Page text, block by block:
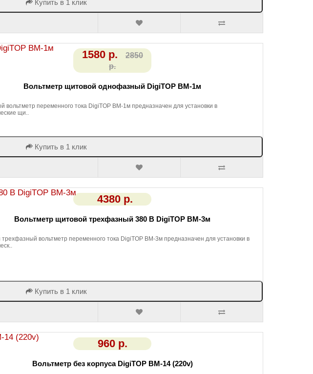
Купить в 1 клик
1580 р.
2850
р.
Вольтметр щитовой однофазный DigiTOP ВМ-1м
вольтметр переменного тока DigiTOP ВМ-1м предназначен для установки в
щи..
Купить в 1 клик
4380 р.
Вольтметр щитовой трехфазный 380 В DigiTOP ВМ-3м
вольтметр переменного тока DigiTOP ВМ-3м предназначен для установки в
Купить в 1 клик
960 р.
Вольтметр без корпуса DigiTOP ВМ-14 (220v)